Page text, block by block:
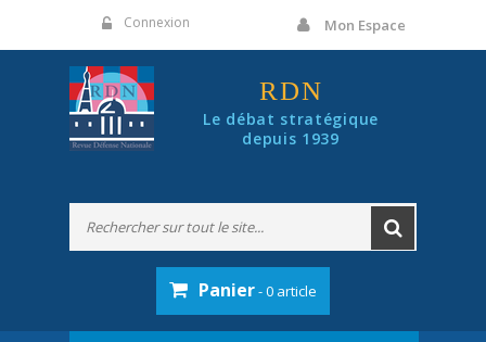
Connexion Mon Espace
RDN
Le débat stratégique
depuis 1939
Panier- 0 article